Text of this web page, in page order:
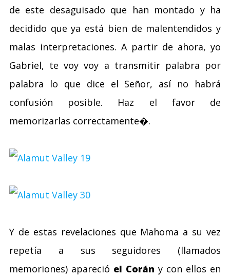
de este desaguisado que han montado y ha
decidido que ya está bien de malentendidos y
malas interpretaciones. A partir de ahora, yo
Gabriel, te voy voy a transmitir palabra por
palabra lo que dice el Señor, así no habrá
confusión posible. Haz el favor de
memorizarlas correctamente�.
Y de estas revelaciones que Mahoma a su vez
repetía a sus seguidores (llamados
memoriones) apareció el Corán y con ellos en